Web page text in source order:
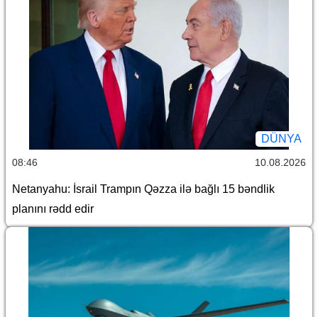
DÜNYA
08:46 10.08.2026
Netanyahu: İsrail Trampın Qəzza ilə bağlı 15 bəndlik
planını rədd edir